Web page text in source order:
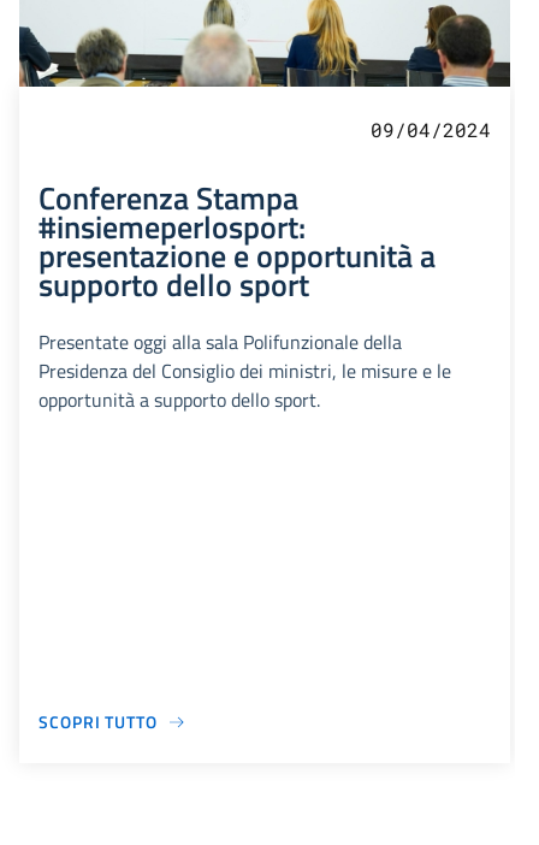
09/04/2024
Conferenza Stampa
#insiemeperlosport:
presentazione e opportunità a
supporto dello sport
Presentate oggi alla sala Polifunzionale della
Presidenza del Consiglio dei ministri, le misure e le
opportunità a supporto dello sport.
SCOPRI TUTTO